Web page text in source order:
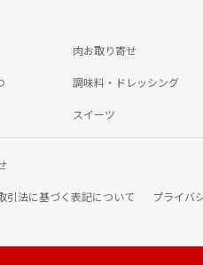
肉お取り寄せ
調味料・ドレッシング
スイーツ
引法に基づく表記について プライバ